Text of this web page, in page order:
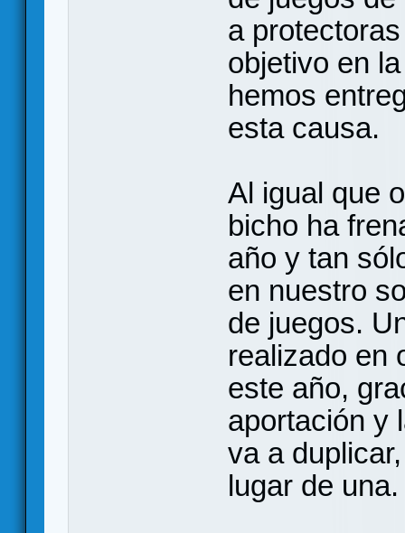
a
objetivo en
hemos
esta causa.
Al igual que
bicho ha
año y tan
en nuestro
de juegos.
realizado en
este año,
aportación y
va a
lugar de una.